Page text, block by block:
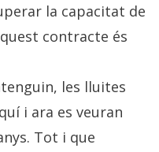
la capacitat de
contracte és
les lluites
i ara es veuran
Tot i que